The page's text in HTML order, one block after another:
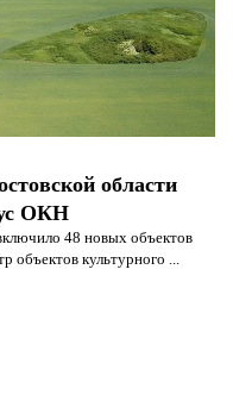
области
ОКН
48 новых объектов
объектов культурного ...